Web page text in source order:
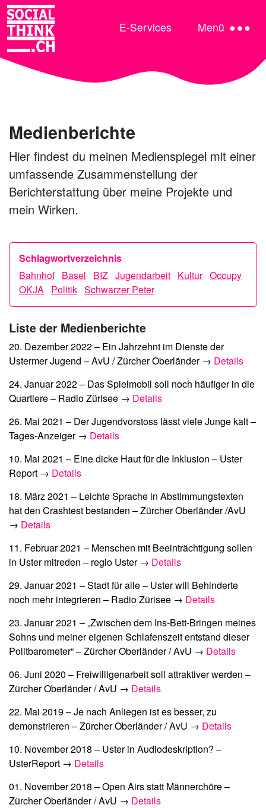
E-Services Menü
Medienberichte
Hier findest du meinen Medienspiegel mit einer
umfassende Zusammenstellung der
Berichterstattung über meine Projekte und
mein Wirken.
Schlagwortverzeichnis
Bahnhof Basel BIZ Jugendarbeit Kultur Occupy
OKJA Politik Schwarzer Peter
Liste der Medienberichte
20. Dezember 2022 – Ein Jahrzehnt im Dienste der
Ustermer Jugend – AvU / Zürcher Oberländer → Details
24. Januar 2022 – Das Spielmobil soll noch häufiger in die
Quartiere– Radio Zürisee → Details
26. Mai 2021 – Der Jugendvorstoss lässt viele Junge kalt–
Tages-Anzeiger → Details
10. Mai 2021 – Eine dicke Haut für die Inklusion – Uster
Report → Details
18. März 2021 – Leichte Sprache in Abstimmungstexten
hat den Crashtest bestanden – Zürcher Oberländer /AvU
→ Details
11. Februar 2021 – Menschen mit Beeinträchtigung sollen
in Uster mitreden – regio Uster → Details
29. Januar 2021 –Stadt für alle – Uster will Behinderte
noch mehr integrieren – Radio Zürisee → Details
23. Januar 2021 –„Zwischen dem Ins-Bett-Bringen meines
Sohns und meiner eigenen Schlafenszeit entstand dieser
Politbarometer“– Zürcher Oberländer / AvU → Details
06. Juni 2020 – Freiwilligenarbeit soll attraktiver werden –
Zürcher Oberländer / AvU → Details
22. Mai 2019 –Je nach Anliegen ist es besser, zu
demonstrieren – Zürcher Oberländer / AvU → Details
10. November 2018 – Uster in Audiodeskription? –
UsterReport → Details
01. November 2018 –Open Airs statt Männerchöre–
Zürcher Oberländer / AvU → Details